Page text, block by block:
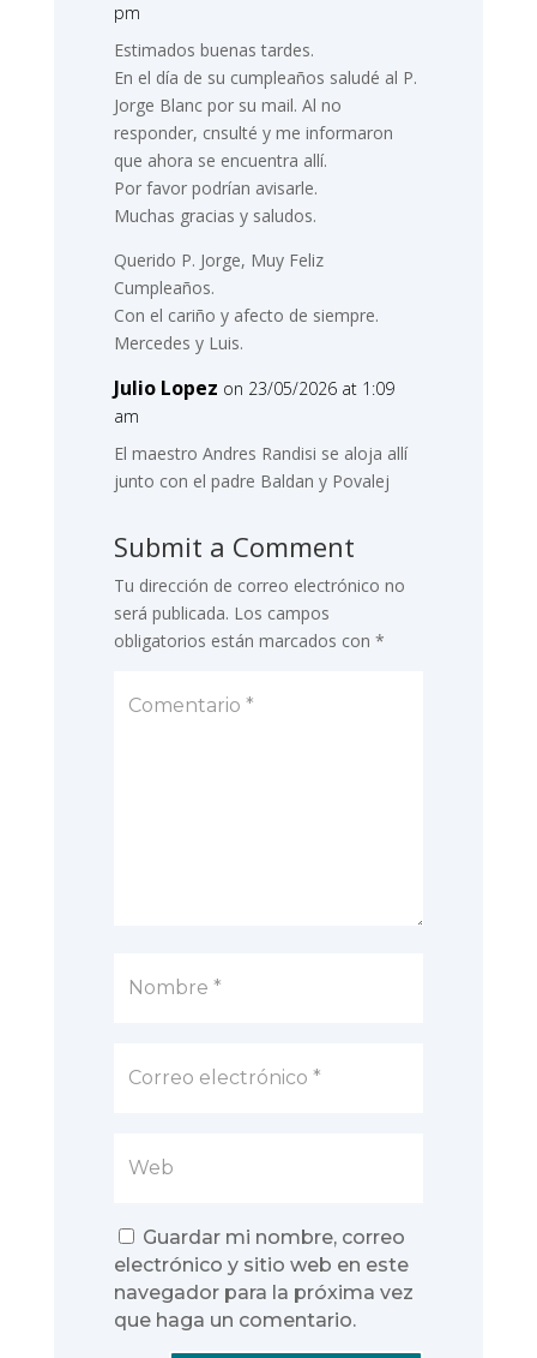
pm
Estimados buenas tardes.
En el día de su cumpleaños saludé al P.
Jorge Blanc por su mail. Al no
responder, cnsulté y me informaron
que ahora se encuentra allí.
Por favor podrían avisarle.
Muchas gracias y saludos.
Querido P. Jorge, Muy Feliz
Cumpleaños.
Con el cariño y afecto de siempre.
Mercedes y Luis.
Julio Lopez on 23/05/2026 at 1:09
am
El maestro Andres Randisi se aloja allí
junto con el padre Baldan y Povalej
Submit a Comment
Tu dirección de correo electrónico no
será publicada. Los campos
obligatorios están marcados con *
Guardar mi nombre, correo
electrónico y sitio web en este
navegador para la próxima vez
que haga un comentario.